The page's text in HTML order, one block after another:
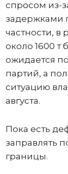
спросом из-
задержками
частности, в
около 1600
ожидается
партий, а
ситуацию
августа.
Пока есть
заправлять
границы.